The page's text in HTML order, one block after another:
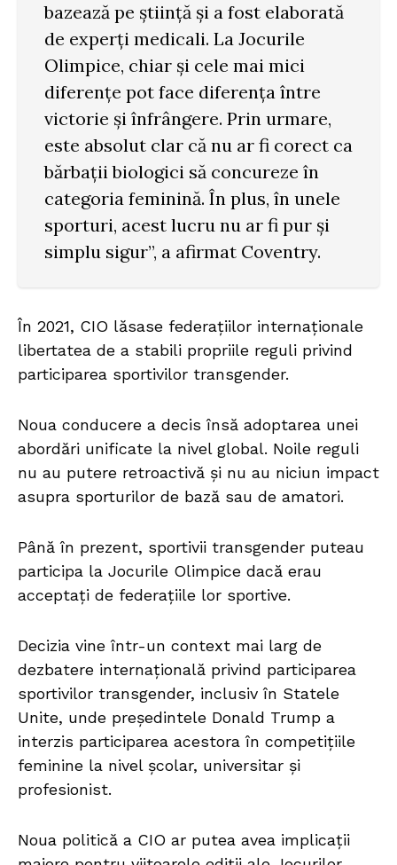
bazează pe știință și a fost elaborată
de experți medicali. La Jocurile
Olimpice, chiar și cele mai mici
diferențe pot face diferența între
victorie și înfrângere. Prin urmare,
este absolut clar că nu ar fi corect ca
bărbații biologici să concureze în
categoria feminină. În plus, în unele
sporturi, acest lucru nu ar fi pur și
simplu sigur”, a afirmat Coventry.
În 2021, CIO lăsase federațiilor internaționale
libertatea de a stabili propriile reguli privind
participarea sportivilor transgender.
Noua conducere a decis însă adoptarea unei
abordări unificate la nivel global. Noile reguli
nu au putere retroactivă și nu au niciun impact
asupra sporturilor de bază sau de amatori.
Până în prezent, sportivii transgender puteau
participa la Jocurile Olimpice dacă erau
acceptați de federațiile lor sportive.
Decizia vine într-un context mai larg de
dezbatere internațională privind participarea
sportivilor transgender, inclusiv în Statele
Unite, unde președintele Donald Trump a
interzis participarea acestora în competițiile
feminine la nivel școlar, universitar și
profesionist.
Noua politică a CIO ar putea avea implicații